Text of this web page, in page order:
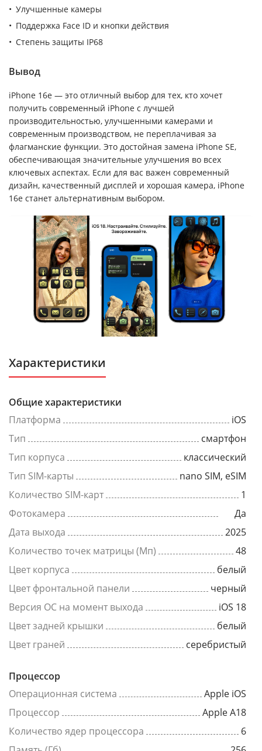
Улучшенные камеры
Поддержка Face ID и кнопки действия
Степень защиты IP68
Вывод
iPhone 16e — это отличный выбор для тех, кто хочет
получить современный iPhone с лучшей
производительностью, улучшенными камерами и
современным производством, не переплачивая за
флагманские функции. Это достойная замена iPhone SE,
обеспечивающая значительные улучшения во всех
ключевых аспектах. Если для вас важен современный
дизайн, качественный дисплей и хорошая камера, iPhone
16e станет альтернативным выбором.
Характеристики
Общие характеристики
Платформа
iOS
Тип
смартфон
Тип корпуса
классический
Тип SIM-карты
nano SIM, eSIM
Количество SIM-карт
1
Фотокамера
Да
Дата выхода
2025
Количество точек матрицы (Мп)
48
Цвет корпуса
белый
Цвет фронтальной панели
черный
Версия ОС на момент выхода
iOS 18
Цвет задней крышки
белый
Цвет граней
серебристый
Процессор
Операционная система
Apple iOS
Процессор
Apple A18
Количество ядер процессора
6